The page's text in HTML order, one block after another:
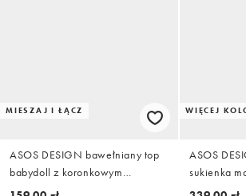
MIESZAJ I ŁĄCZ
ASOS DESIGN bawełniany top
babydoll z koronkowym
wykończeniem, część zestawu w
WIĘCEJ
ASOS
sukienka
w kolorze